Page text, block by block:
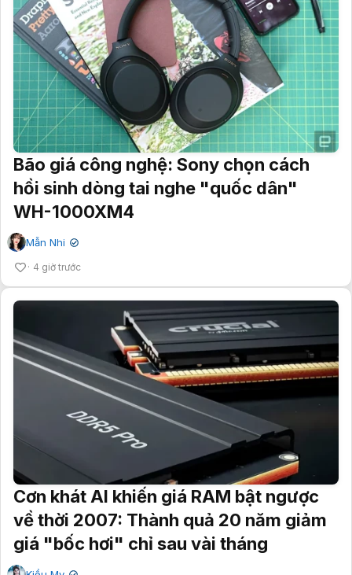
Bão giá công nghệ: Sony chọn cách
hồi sinh dòng tai nghe "quốc dân"
WH-1000XM4
Mẫn Nhi ✔
4 giờ trước
Cơn khát AI khiến giá RAM bật ngược
về thời 2007: Thành quả 20 năm giảm
giá "bốc hơi" chỉ sau vài tháng